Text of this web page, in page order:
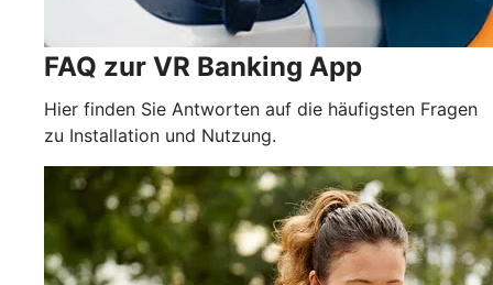
FAQ zur VR Banking App
Hier finden Sie Antworten auf die häufigsten Fragen
zu Installation und Nutzung.